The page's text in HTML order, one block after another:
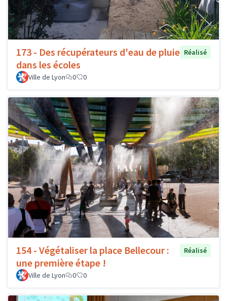
173 - Des récupérateurs d'eau de pluie
dans les écoles
Réalisé
Ville de Lyon 0 0
154 - Végétaliser la place Bellecour :
une première étape !
Réalisé
Ville de Lyon 0 0